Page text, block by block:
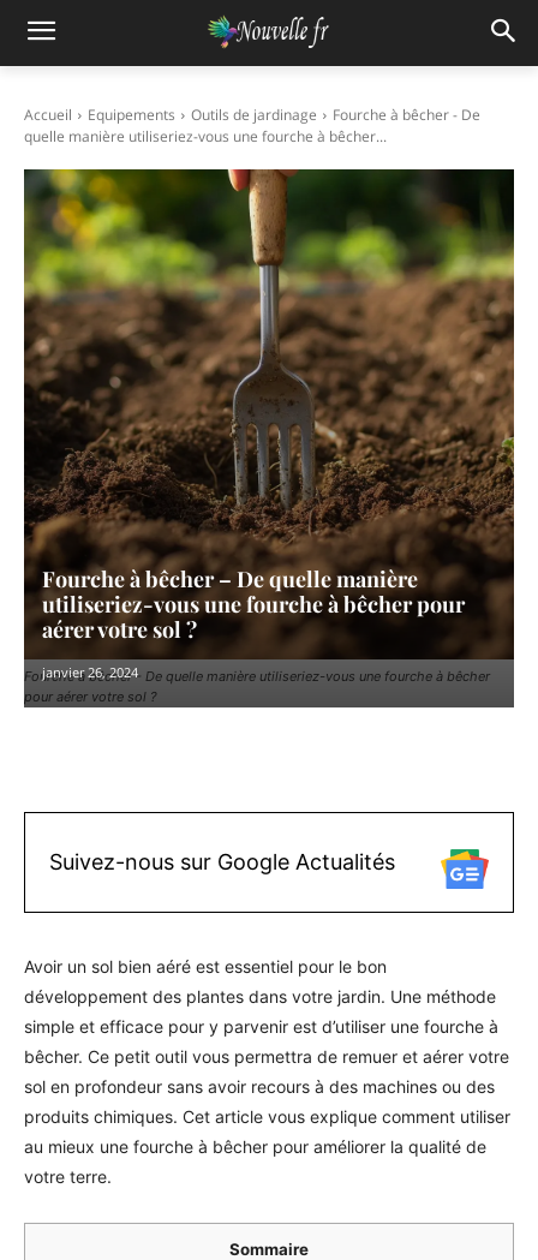
Accueil Equipements Outils de jardinage
Fourche à bêcher - De
quelle manière utiliseriez-vous une fourche à bêcher...
Fourche à bêcher - De quelle manière utiliseriez-vous une fourche à bêcher
pour aérer votre sol ?
Fourche à bêcher – De quelle manière
utiliseriez-vous une fourche à bêcher pour
aérer votre sol ?
janvier 26, 2024
Suivez-nous sur Google Actualités
Avoir un sol bien aéré est essentiel pour le bon
développement des plantes dans votre jardin. Une méthode
simple et efficace pour y parvenir est d’utiliser une fourche à
bêcher. Ce petit outil vous permettra de remuer et aérer votre
sol en profondeur sans avoir recours à des machines ou des
produits chimiques. Cet article vous explique comment utiliser
au mieux une fourche à bêcher pour améliorer la qualité de
votre terre.
Sommaire